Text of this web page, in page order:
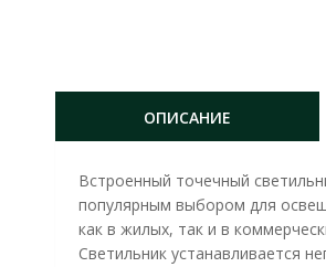
ОПИСАНИЕ
Встроенный точечный
популярным выбором для
как в жилых, так и в
Светильник устанавливается